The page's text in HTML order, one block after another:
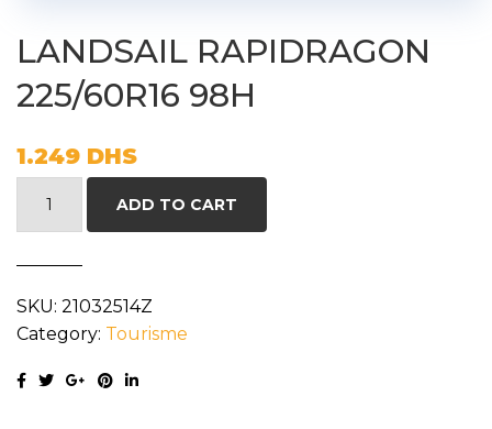
LANDSAIL RAPIDRAGON
225/60R16 98H
1.249 DHS
quantity
ADD TO CART
SKU: 21032514Z
Category: Tourisme